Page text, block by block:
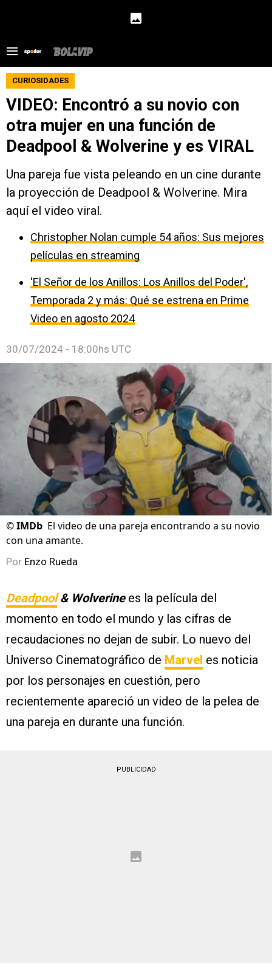
CURIOSIDADES
VIDEO: Encontró a su novio con
otra mujer en una función de
Deadpool & Wolverine y es VIRAL
Una pareja fue vista peleando en un cine durante
la proyección de Deadpool & Wolverine. Mira
aquí el video viral.
Christopher Nolan cumple 54 años: Sus mejores
películas en streaming
'El Señor de los Anillos: Los Anillos del Poder',
Temporada 2 y más: Qué se estrena en Prime
Video en agosto 2024
30/07/2024 - 18:00hs UTC
©IMDb El video de una pareja encontrando a su novio
con una amante.
Por Enzo Rueda
Deadpool& Wolverinees la película del
momento en todo el mundo y las cifras de
recaudaciones no dejan de subir. Lo nuevo del
Universo Cinematográfico de Marvel es noticia
por los personajes en cuestión, pero
recientemente apareció un video de la pelea de
una pareja en durante una función.
PUBLICIDAD